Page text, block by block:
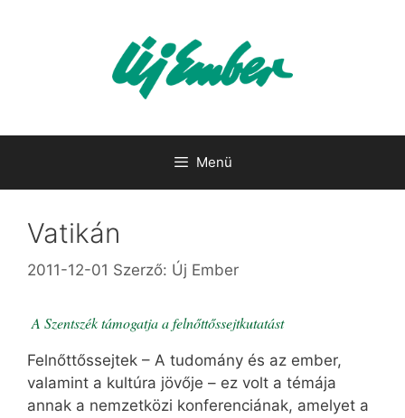
Menü
Vatikán
2011-12-01 Szerző: Új Ember
A Szentszék támogatja a felnőttőssejtkutatást
Felnőttőssejtek – A tudomány és az ember,
valamint a kultúra jövője – ez volt a témája
annak a nemzetközi konferenciának, amelyet a